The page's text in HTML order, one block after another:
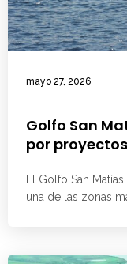
mayo 27, 2026
Golfo San
por
El Golfo San
una de las zonas